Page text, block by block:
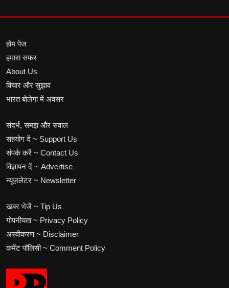
होम पेज
हमारा सफर
About Us
विचार और सुझाव
भारत बोलेगा में अवसर
संदर्भ, समझ और सवाल
सहयोग दें ~ Support Us
संपर्क करें ~ Contact Us
विज्ञापन दें ~ Advertise
न्यूज़लेटर ~ Newsletter
खबर भेजें ~ Tip Us
गोपनीयता ~ Privacy Policy
अस्वीकरण ~ Disclaimer
कमेंट पॉलिसी ~ Comment Policy